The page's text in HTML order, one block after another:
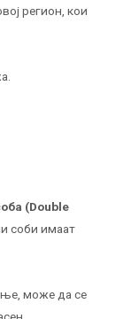
регион, кои
(Double
соби имаат
може да се